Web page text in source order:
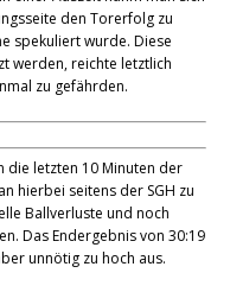
den Torerfolg zu
spekuliert wurde. Diese
werden, reichte letztlich
zu gefährden.
die letzten 10 Minuten der
hierbei seitens der SGH zu
Ballverluste und noch
Das Endergebnis von 30:19
unnötig zu hoch aus.